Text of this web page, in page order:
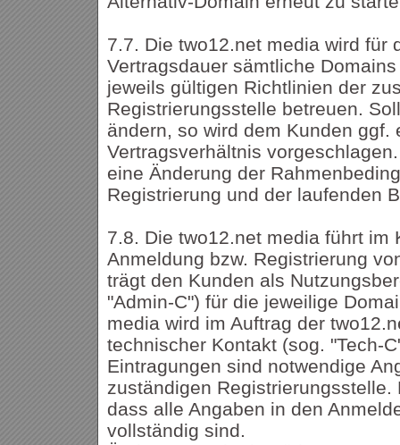
7.7. Die two12.net media wird für
Vertragsdauer sämtliche
jeweils gültigen Richtlinien der
Registrierungsstelle betreuen.
ändern, so wird dem Kunden ggf.
Vertragsverhältnis
eine Änderung der
Registrierung und der laufenden
7.8. Die two12.net media führt im
Anmeldung bzw. Registrierung
trägt den Kunden als
"Admin-C") für die jeweilige
media wird im Auftrag der
technischer Kontakt (sog. "Tech-
Eintragungen sind notwendige
zuständigen Registrierungsstelle.
dass alle Angaben in den
vollständig sind.